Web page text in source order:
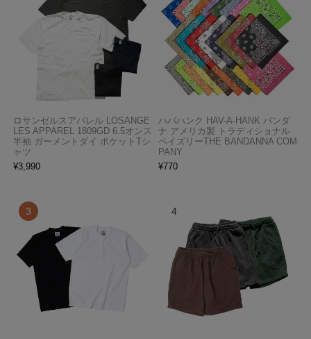
ロサンゼルスアパレル LOSANGE
LES APPAREL 1809GD 6.5オンス
半袖 ガーメントダイ ポケットTシ
ャツ
¥3,990
ハバハンク HAV-A-HANK バンダ
ナ アメリカ製 トラディショナル
ペイズリーTHE BANDANNA COM
PANY
¥770